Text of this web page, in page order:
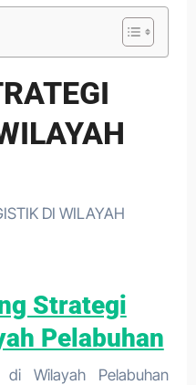
Strategi
Pelabuhan
Wilayah Pelabuhan